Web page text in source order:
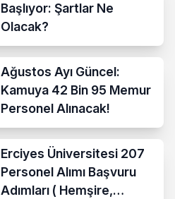
Başlıyor: Şartlar Ne
Olacak?
Ağustos Ayı Güncel:
Kamuya 42 Bin 95 Memur
Personel Alınacak!
Erciyes Üniversitesi 207
Personel Alımı Başvuru
Adımları ( Hemşire,